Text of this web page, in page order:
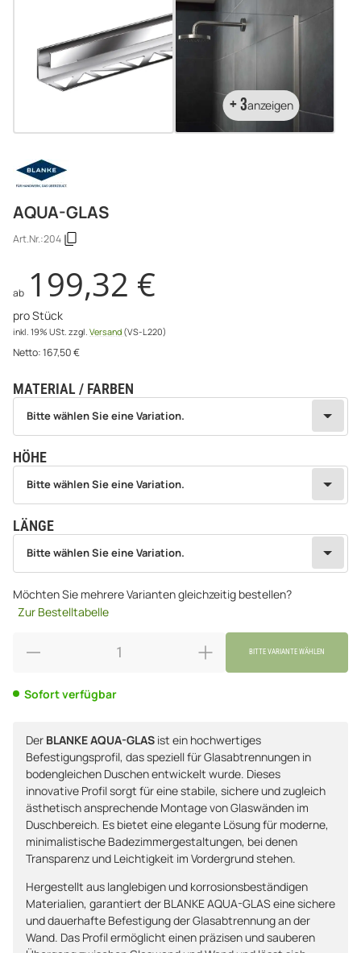
+ 3anzeigen
AQUA-GLAS
Art.Nr.:204
ab 199,32 €
pro Stück
inkl. 19% USt. zzgl. Versand (VS-L220)
Netto:167,50€
MATERIAL / FARBEN
wählen
Bitte wählen Sie eine Variation.
HÖHE
wählen
Bitte wählen Sie eine Variation.
LÄNGE
wählen
Bitte wählen Sie eine Variation.
Möchten Sie mehrere Varianten gleichzeitig bestellen?
Zur Bestelltabelle
BITTE VARIANTE WÄHLEN
Sofort verfügbar
Der BLANKE AQUA-GLAS ist ein hochwertiges
Befestigungsprofil, das speziell für Glasabtrennungen in
bodengleichen Duschen entwickelt wurde. Dieses
innovative Profil sorgt für eine stabile, sichere und zugleich
ästhetisch ansprechende Montage von Glaswänden im
Duschbereich. Es bietet eine elegante Lösung für moderne,
minimalistische Badezimmergestaltungen, bei denen
Transparenz und Leichtigkeit im Vordergrund stehen.
Hergestellt aus langlebigen und korrosionsbeständigen
Materialien, garantiert der BLANKE AQUA-GLAS eine sichere
und dauerhafte Befestigung der Glasabtrennung an der
Wand. Das Profil ermöglicht einen präzisen und sauberen